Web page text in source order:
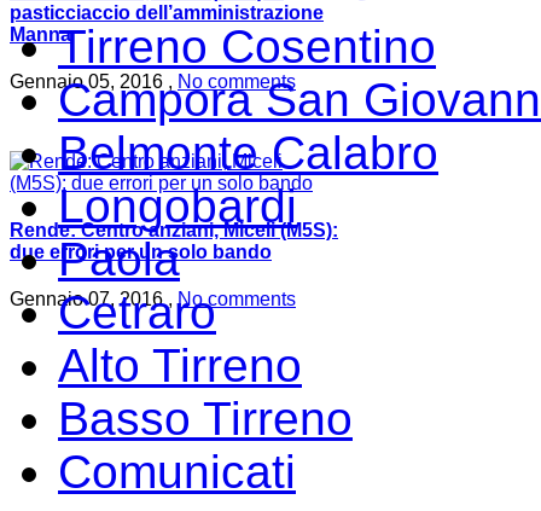
pasticciaccio dell’amministrazione
Manna
Gennaio 05, 2016 , No comments
Rende: Centro anziani, Miceli (M5S):
due errori per un solo bando
Gennaio 07, 2016 ,No comments
Tirreno Cosentino
Campora San
Belmonte Calabro
Longobardi
Paola
Cetraro
Alto Tirreno
Basso Tirreno
Comunicati